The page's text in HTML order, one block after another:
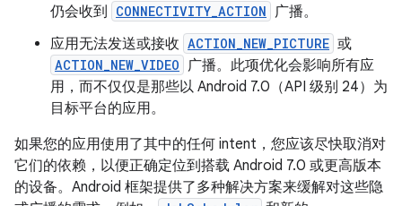
仍会收到
CONNECTIVITY_ACTION 广播。
应用无法发送或接收 ACTION_NEW_PICTURE 或
ACTION_NEW_VIDEO 广播。此项优化会影响所有应
用，而不仅仅是那些以 Android 7.0（API 级别 24）为
目标平台的应用。
如果您的应用使用了其中的任何 intent，您应该尽快取消对
它们的依赖，以便正确定位到搭载 Android 7.0 或更高版本
的设备。Android 框架提供了多种解决方案来缓解对这些隐